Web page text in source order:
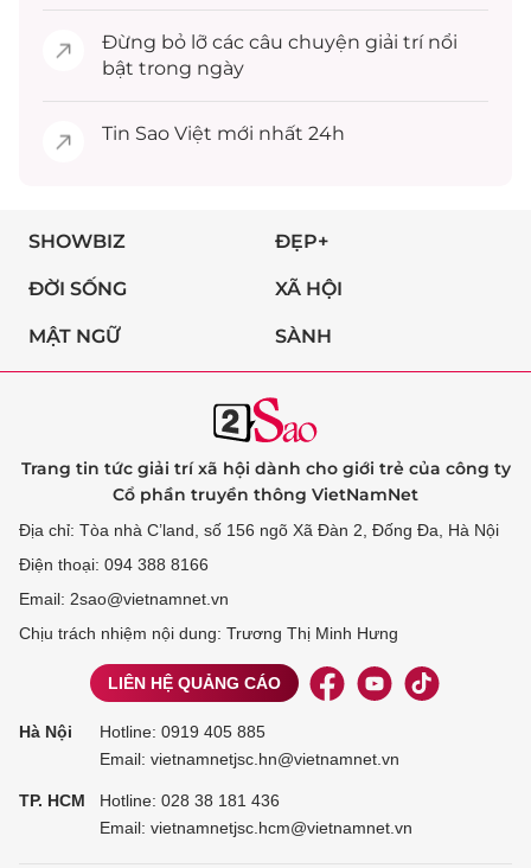
Đừng bỏ lỡ các câu chuyện giải trínổi
bật trong ngày
Tin Sao Việt mới nhất 24h
SHOWBIZ ĐẸP+
ĐỜI SỐNG XÃ HỘI
MẬT NGỮ SÀNH
Trang tin tức giải trí xã hội dành cho giới trẻ của công ty
Cổ phần truyền thông VietNamNet
Địa chỉ: Tòa nhà C’land, số 156 ngõ Xã Đàn 2, Đống Đa, Hà Nội
Điện thoại: 094 388 8166
Email: 2sao@vietnamnet.vn
Chịu trách nhiệm nội dung: Trương Thị Minh Hưng
LIÊN HỆ QUẢNG CÁO
Hà Nội Hotline: 0919 405 885
Email: vietnamnetjsc.hn@vietnamnet.vn
TP. HCM Hotline: 028 38 181 436
Email: vietnamnetjsc.hcm@vietnamnet.vn